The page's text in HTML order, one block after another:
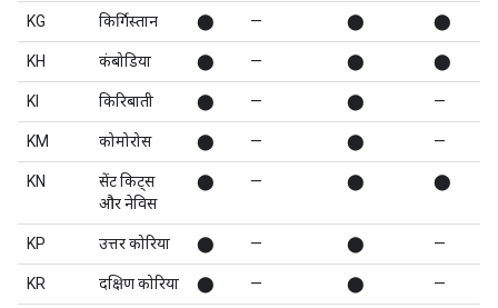
KG किर्गिस्तान ⬤ — ⬤ ⬤
KH कंबोडिया ⬤ — ⬤ ⬤
KI किरिबाती ⬤ — ⬤ —
KM कोमोरोस ⬤ — ⬤ —
KN
सेंट किट्स
और नेविस
⬤ — ⬤ ⬤
KP उत्तर कोरिया ⬤ — ⬤ —
KR दक्षिण कोरिया ⬤ — ⬤ —